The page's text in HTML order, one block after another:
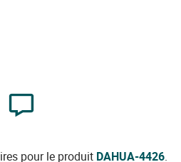
pour le produit DAHUA-4426.